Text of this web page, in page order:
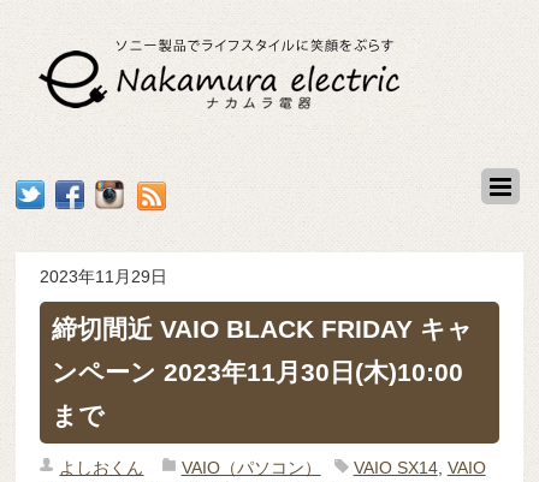
2023年11月29日
締切間近 VAIO BLACK FRIDAY キャ
ンペーン 2023年11月30日(木)10:00
まで
よしおくん VAIO（パソコン） VAIO SX14, VAIO